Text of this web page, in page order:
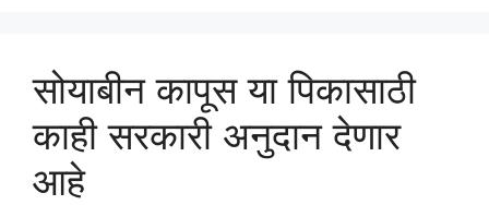
सोयाबीन कापूस या पिकासाठी
काही सरकारी अनुदान देणार
आहे